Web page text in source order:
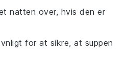
natten over, hvis den er
for at sikre, at suppen